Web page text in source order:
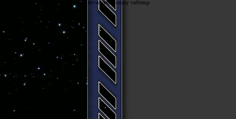
Cюда вставляем нашу таблицу